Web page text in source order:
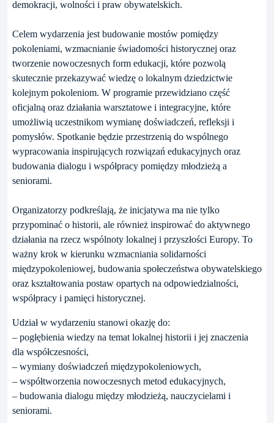
demokracji, wolności i praw obywatelskich.
Celem wydarzenia jest budowanie mostów pomiędzy
pokoleniami, wzmacnianie świadomości historycznej oraz
tworzenie nowoczesnych form edukacji, które pozwolą
skutecznie przekazywać wiedzę o lokalnym dziedzictwie
kolejnym pokoleniom. W programie przewidziano część
oficjalną oraz działania warsztatowe i integracyjne, które
umożliwią uczestnikom wymianę doświadczeń, refleksji i
pomysłów. Spotkanie będzie przestrzenią do wspólnego
wypracowania inspirujących rozwiązań edukacyjnych oraz
budowania dialogu i współpracy pomiędzy młodzieżą a
seniorami.
Organizatorzy podkreślają, że inicjatywa ma nie tylko
przypominać o historii, ale również inspirować do aktywnego
działania na rzecz wspólnoty lokalnej i przyszłości Europy. To
ważny krok w kierunku wzmacniania solidarności
międzypokoleniowej, budowania społeczeństwa obywatelskiego
oraz kształtowania postaw opartych na odpowiedzialności,
współpracy i pamięci historycznej.
Udział w wydarzeniu stanowi okazję do:
– pogłębienia wiedzy na temat lokalnej historii i jej znaczenia
dla współczesności,
– wymiany doświadczeń międzypokoleniowych,
– współtworzenia nowoczesnych metod edukacyjnych,
– budowania dialogu między młodzieżą, nauczycielami i
seniorami.